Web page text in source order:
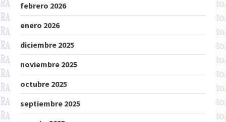
febrero 2026
enero 2026
diciembre 2025
noviembre 2025
octubre 2025
septiembre 2025